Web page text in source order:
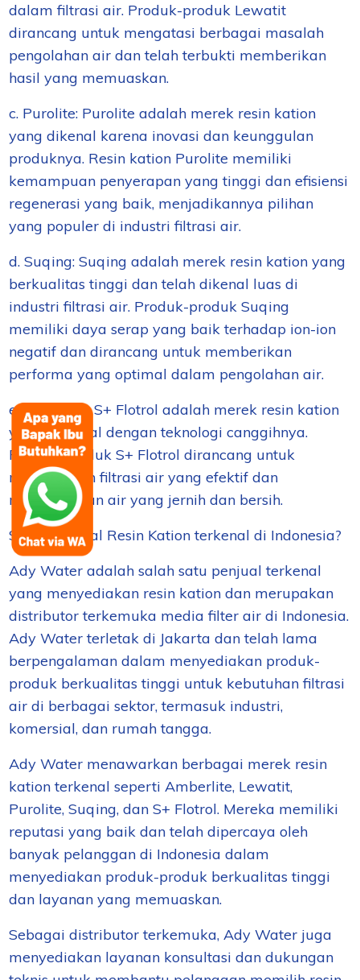
dalam filtrasi air. Produk-produk Lewatit
dirancang untuk mengatasi berbagai masalah
pengolahan air dan telah terbukti memberikan
hasil yang memuaskan.
c. Purolite: Purolite adalah merek resin kation
yang dikenal karena inovasi dan keunggulan
produknya. Resin kation Purolite memiliki
kemampuan penyerapan yang tinggi dan efisiensi
regenerasi yang baik, menjadikannya pilihan
yang populer di industri filtrasi air.
d. Suqing: Suqing adalah merek resin kation yang
berkualitas tinggi dan telah dikenal luas di
industri filtrasi air. Produk-produk Suqing
memiliki daya serap yang baik terhadap ion-ion
negatif dan dirancang untuk memberikan
performa yang optimal dalam pengolahan air.
e. S+ Flotrol: S+ Flotrol adalah merek resin kation
yang terkenal dengan teknologi canggihnya.
Produk-produk S+ Flotrol dirancang untuk
memberikan filtrasi air yang efektif dan
menghasilkan air yang jernih dan bersih.
Siapa penjual Resin Kation terkenal di Indonesia?
Ady Water adalah salah satu penjual terkenal
yang menyediakan resin kation dan merupakan
distributor terkemuka media filter air di Indonesia.
Ady Water terletak di Jakarta dan telah lama
berpengalaman dalam menyediakan produk-
produk berkualitas tinggi untuk kebutuhan filtrasi
air di berbagai sektor, termasuk industri,
komersial, dan rumah tangga.
Ady Water menawarkan berbagai merek resin
kation terkenal seperti Amberlite, Lewatit,
Purolite, Suqing, dan S+ Flotrol. Mereka memiliki
reputasi yang baik dan telah dipercaya oleh
banyak pelanggan di Indonesia dalam
menyediakan produk-produk berkualitas tinggi
dan layanan yang memuaskan.
Sebagai distributor terkemuka, Ady Water juga
menyediakan layanan konsultasi dan dukungan